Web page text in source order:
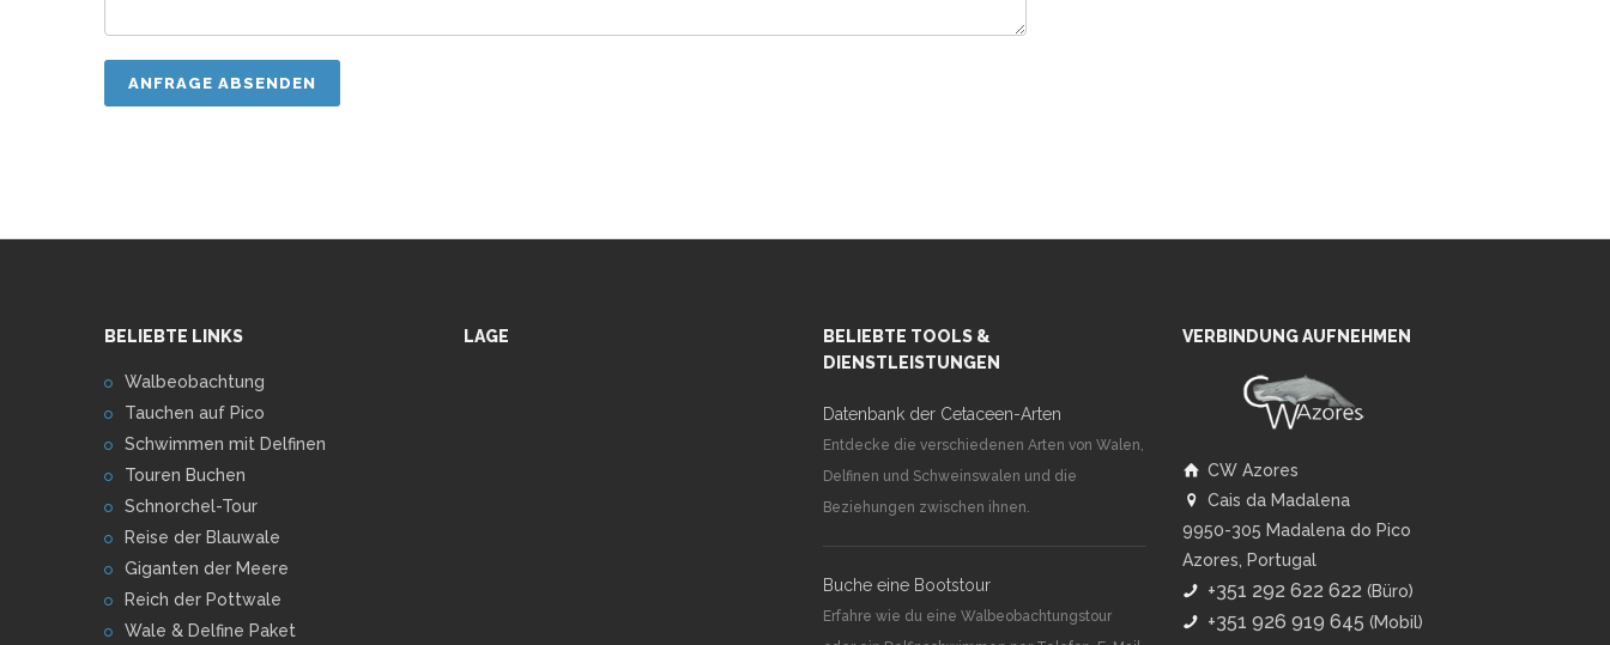
BELIEBTE LINKS
Walbeobachtung
Tauchen auf Pico
Schwimmen mit Delfinen
Touren Buchen
Schnorchel-Tour
Reise der Blauwale
Giganten der Meere
Reich der Pottwale
Wale & Delfine Paket
LAGE
BELIEBTE TOOLS &
DIENSTLEISTUNGEN
Datenbank der Cetaceen-Arten
Entdecke die verschiedenen Arten von Walen,
Delfinen und Schweinswalen und die
Beziehungen zwischen ihnen.
Buche eine Bootstour
Erfahre wie du eine Walbeobachtungstour
VERBINDUNG AUFNEHMEN
CW Azores
Cais da Madalena
9950-305 Madalena do Pico
Azores, Portugal
+351 292 622 622 (Büro)
+351 926 919 645 (Mobil)